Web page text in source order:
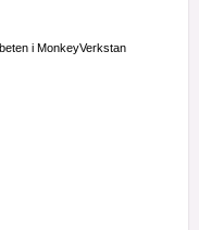
i MonkeyVerkstan